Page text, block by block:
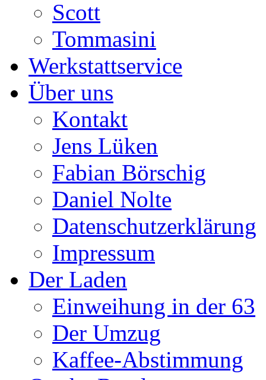
Scott
Tommasini
Werkstattservice
Über uns
Kontakt
Jens Lüken
Fabian Börschig
Daniel Nolte
Datenschutzerklärung
Impressum
Der Laden
Einweihung in der 63
Der Umzug
Kaffee-Abstimmung